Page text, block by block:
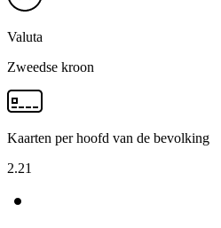
Valuta
Zweedse kroon
Kaarten per hoofd van de bevolking
2.21